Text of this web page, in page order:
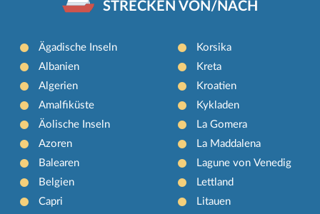
STRECKEN VON/NACH
Ägadische Inseln
Albanien
Algerien
Amalfiküste
Äolische Inseln
Azoren
Balearen
Belgien
Capri
Korsika
Kreta
Kroatien
Kykladen
La Gomera
La Maddalena
Lagune von Venedig
Lettland
Litauen